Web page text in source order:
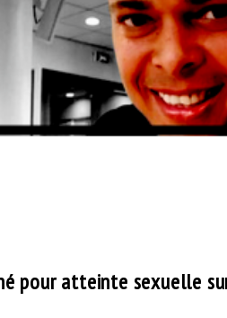
pour atteinte sexuelle